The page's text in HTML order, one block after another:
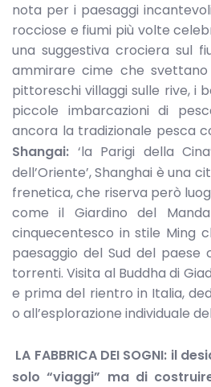
nota per i paesaggi
rocciose e fiumi più volte
una suggestiva crociera sul
ammirare cime che svettano
pittoreschi villaggi sulle rive, i
piccole imbarcazioni di
ancora la tradizionale pesca
Shangai: ‘la Parigi della
dell’Oriente’, Shanghai è una
frenetica, che riserva però
come il Giardino del
cinquecentesco in stile Ming
paesaggio del Sud del
torrenti. Visita al Buddha di
e prima del rientro in Italia,
o all’esplorazione individuale
LA FABBRICA DEI SOGNI: il
solo “viaggi” ma di